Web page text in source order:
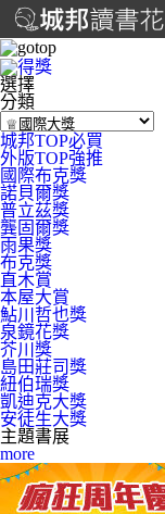
選擇
分類
城邦TOP必買
外版TOP強推
國際布克獎
諾貝爾獎
普立茲獎
龔固爾獎
雨果獎
布克獎
直木賞
本屋大賞
鮎川哲也獎
泉鏡花獎
芥川獎
島田莊司獎
紐伯瑞獎
凱迪克大獎
安徒生大獎
主題書展
more